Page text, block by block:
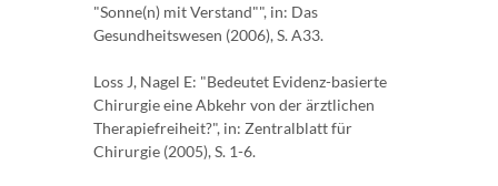
"Sonne(n) mit Verstand"", in: Das
Gesundheitswesen (2006), S. A33.
Loss J, Nagel E: "Bedeutet Evidenz-basierte
Chirurgie eine Abkehr von der ärztlichen
Therapiefreiheit?", in: Zentralblatt für
Chirurgie (2005), S. 1-6.